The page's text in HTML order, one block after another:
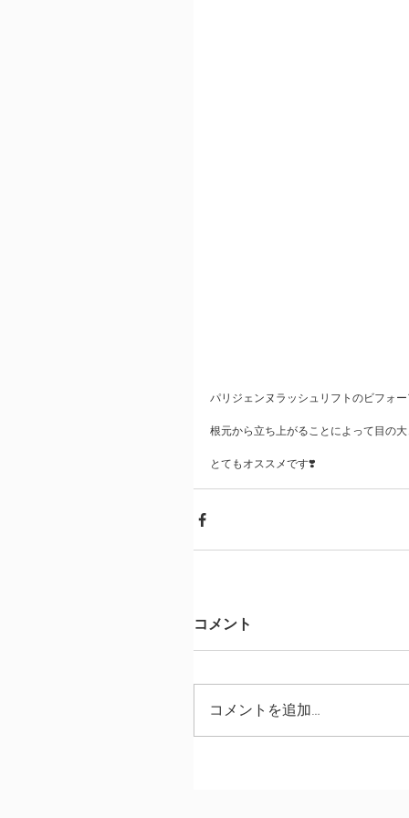
パリジェンヌラッシュリフトのビフォー
根元から立ち上がることによって目の
とてもオススメです❣️
コメント
コメントを追加…